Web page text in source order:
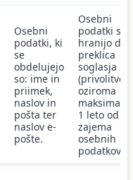
Osebni
podatki, ki
se
obdelujejo
so: ime in
priimek,
naslov in
pošta ter
naslov e-
pošte.
Osebni
podatki se
hranijo do
preklica
soglasja
(privolitve)
oziroma
1 leto od
zajema
osebnih
podatkov.